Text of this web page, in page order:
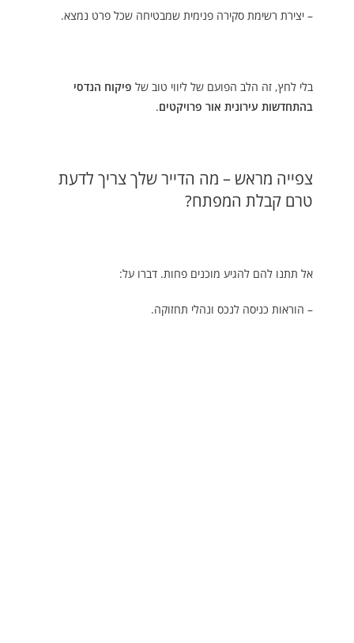
– יצירת רשימת סקירה פנימית שמבטיחה שכל פרט נמצא.
בלי לחץ, זה הלב הפועם של ליווי טוב של פיקוח הנדסי
בהתחדשות עירונית אור פרויקטים.
צפייה מראש – מה הדייר שלך צריך לדעת
טרם קבלת המפתח?
אל תתנו להם להגיע מוכנים פחות. דברו על:
– הוראות כניסה לנכס ונהלי תחזוקה.